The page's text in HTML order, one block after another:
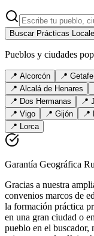
Buscar Prácticas
Pueblos y ciudades
📍 Alcorcón 📍 Getafe
📍 Alcalá de Henares
📍 Dos Hermanas 📍
📍 Vigo 📍 Gijón 📍
📍 Lorca
Garantía Geográfica
Gracias a nuestra
convenios marcos de
la formación práctica
en una gran ciudad o
pueblo en el buscador,